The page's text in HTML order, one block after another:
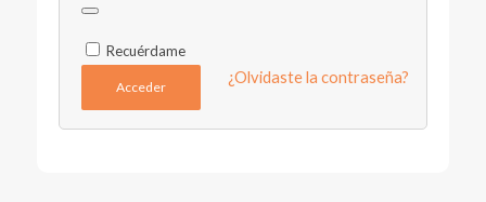
Recuérdame
Acceder
¿Olvidaste la contraseña?